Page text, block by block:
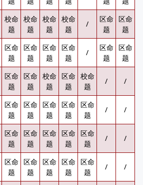
校命
题
校命
题
校命
题
校命
题
/
区命
题
区命
题
区命
题
区命
题
区命
题
区命
题
/
区命
题
区命
题
区命
题
区命
题
校命
题
区命
题
校命
题
/ /
区命
题
区命
题
区命
题
区命
题
区命
题
/ /
区命
题
区命
题
区命
题
区命
题
区命
题
/ /
区命
题
区命
题
区命
题
区命
题
区命
题
/ /